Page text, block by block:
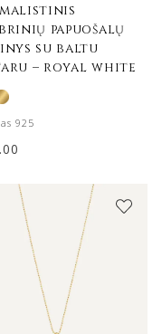
papuošalų
su baltu
– royal white
925